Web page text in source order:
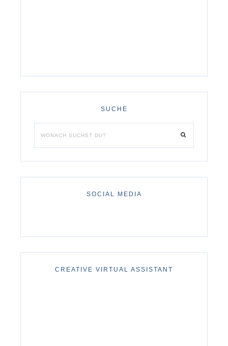
SUCHE
SOCIAL MEDIA
CREATIVE VIRTUAL ASSISTANT